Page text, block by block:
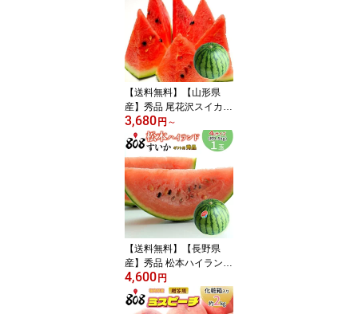
【送料無料】【山形県
産】秀品 尾花沢スイカ
選べるサイズ 1玉(北海
道沖縄別途送料加算)
3,680円 ～
【送料無料】【長野県
産】秀品 松本ハイランド
4Lサイズ 1玉9.5kg以上
(北海道沖縄別途送料加
算)
4,600円